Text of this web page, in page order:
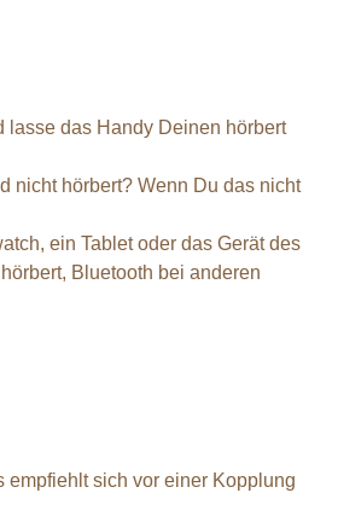
lasse das Handy Deinen hörbert
nicht hörbert? Wenn Du das nicht
ein Tablet oder das Gerät des
Bluetooth bei anderen
empfiehlt sich vor einer Kopplung